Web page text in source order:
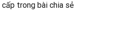
trong bài chia sẻ